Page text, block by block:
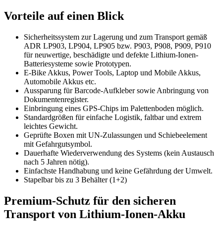
Vorteile auf einen Blick
Sicherheitssystem zur Lagerung und zum Transport gemäß
ADR LP903, LP904, LP905 bzw. P903, P908, P909, P910
für neuwertige, beschädigte und defekte Lithium-Ionen-
Batteriesysteme sowie Prototypen.
E-Bike Akkus, Power Tools, Laptop und Mobile Akkus,
Automobile Akkus etc.
Aussparung für Barcode-Aufkleber sowie Anbringung von
Dokumentenregister.
Einbringung eines GPS-Chips im Palettenboden möglich.
Standardgrößen für einfache Logistik, faltbar und extrem
leichtes Gewicht.
Geprüfte Boxen mit UN-Zulassungen und Schiebeelement
mit Gefahrgutsymbol.
Dauerhafte Wiederverwendung des Systems (kein Austausch
nach 5 Jahren nötig).
Einfachste Handhabung und keine Gefährdung der Umwelt.
Stapelbar bis zu 3 Behälter (1+2)
Premium‑Schutz für den sicheren
Transport von Lithium‑Ionen‑Akku